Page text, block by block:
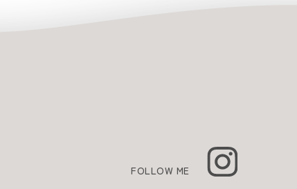
FOLLOW ME